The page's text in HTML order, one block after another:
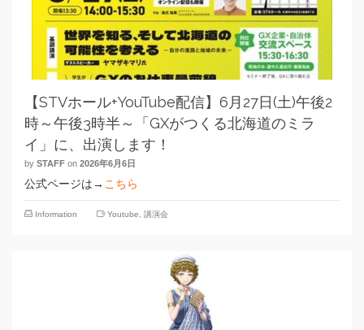
【STVホール+YouTube配信】6月27日(土)午後2
時～午後3時半～「GXがつくる北海道のミラ
イ」に、出演します！
by STAFF on 2026年6月6日
公式ページは→ こちら
Information Youtube 講演会